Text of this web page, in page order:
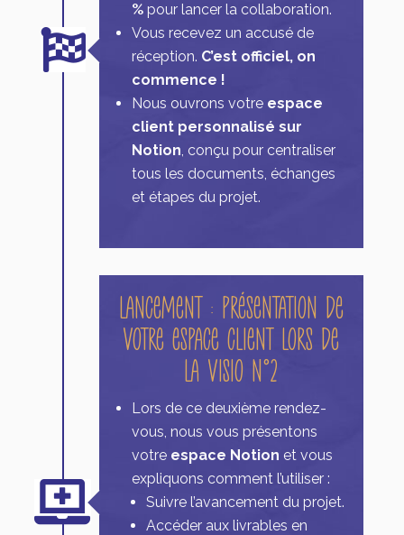

%pour lancer la collaboration.
Vous recevez un accusé de
réception. C’est officiel, on
commence !
Nous ouvrons votre espace
client personnalisé sur
Notion, conçu pour centraliser
tous les documents, échanges
et étapes du projet.

Lancement : Présentation de
votre espace client lors de
la Visio N°2
Lors de ce deuxième rendez-
vous, nous vous présentons
votre espace Notion et vous
expliquons comment l’utiliser :
Suivre l’avancement du projet.
Accéder aux livrables en